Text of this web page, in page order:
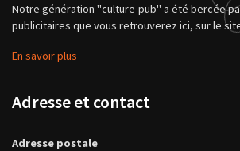
Notre génération "culture-pub" a été bercée
publicitaires que vous retrouverez ici, sur le
En savoir plus
Adresse et contact
Adresse postale